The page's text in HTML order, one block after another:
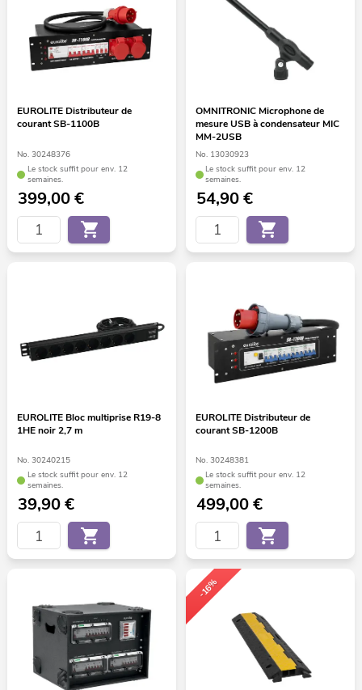
EUROLITE Distributeur de
courant SB-1100B
No. 30248376
Le stock suffit pour env. 12
semaines.
399,00€
OMNITRONIC Microphone de
mesure USB à condensateur MIC
MM-2USB
No. 13030923
Le stock suffit pour env. 12
semaines.
54,90€
EUROLITE Bloc multiprise R19-8
1HE noir 2,7 m
No. 30240215
Le stock suffit pour env. 12
semaines.
39,90€
EUROLITE Distributeur de
courant SB-1200B
No. 30248381
Le stock suffit pour env. 12
semaines.
499,00€
-16%